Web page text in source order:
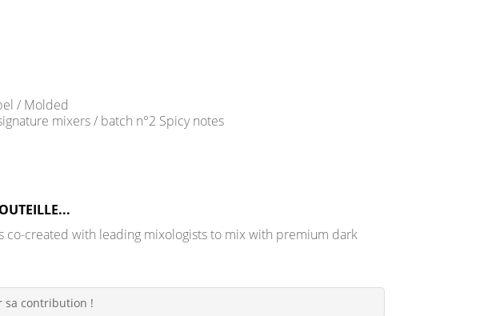
/ Molded
mixers / batch n°2 Spicy notes
co-created with leading mixologists to mix with premium dark
sa contribution !